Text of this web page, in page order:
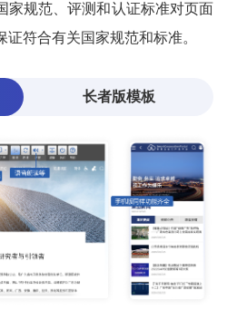
家规范、评测和认证标准对页面
符合有关国家规范和标准。
长者版模板